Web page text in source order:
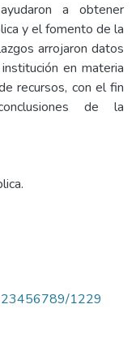
a obtener
y el fomento de la
arrojaron datos
en materia
recursos, con el fin
de la
1229